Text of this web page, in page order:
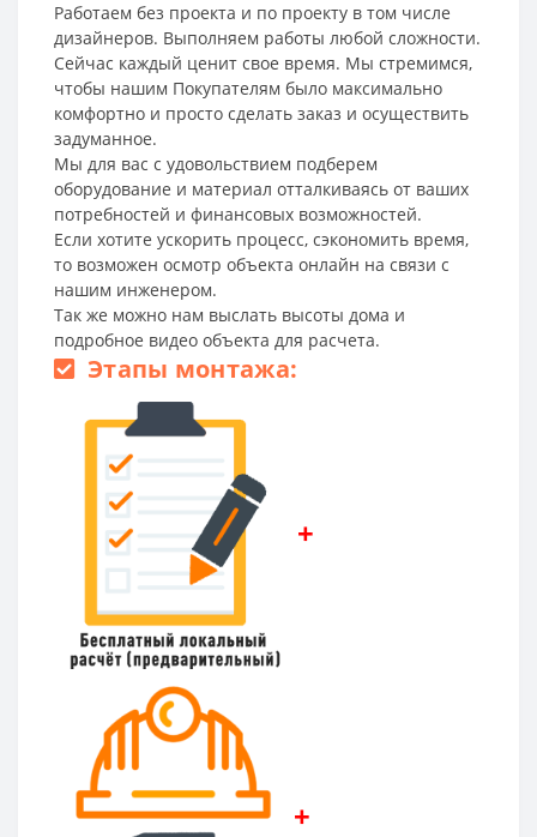
Работаем без проекта и по проекту в том числе
дизайнеров. Выполняем работы любой сложности.
Сейчас каждый ценит свое время. Мы стремимся,
чтобы нашим Покупателям было максимально
комфортно и просто сделать заказ и осуществить
задуманное.
Мы для вас с удовольствием подберем
оборудование и материал отталкиваясь от ваших
потребностей и финансовых возможностей.
Если хотите ускорить процесс, сэкономить время,
то возможен осмотр объекта онлайн на связи с
нашим инженером.
Так же можно нам выслать высоты дома и
подробное видео объекта для расчета.
Этапы монтажа:
+
+